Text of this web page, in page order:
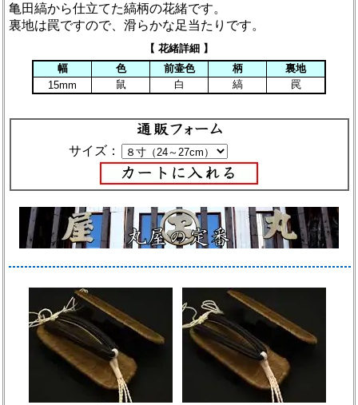
亀田縞から仕立てた縞柄の花緒です。
裏地は罠ですので、滑らかな足当たりです。
【 花緒詳細 】
幅
色 前壷色 柄
裏地
15mm
鼠 白 縞 罠
サイズ：